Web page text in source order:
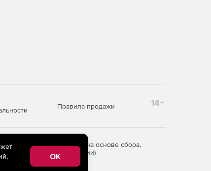
Правила продажи 14+
информации на основе сбора,
Российской Федерации)
OK